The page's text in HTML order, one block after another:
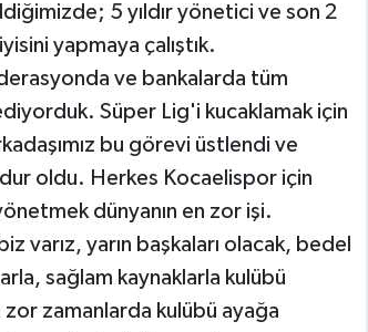
5 yıldır yönetici ve son 2
yapmaya çalıştık.
ve bankalarda tüm
Süper Lig'i kucaklamak için
bu görevi üstlendi ve
oldu. Herkes Kocaelispor için
dünyanın en zor işi.
varız, yarın başkaları olacak, bedel
sağlam kaynaklarla kulübü
zamanlarda kulübü ayağa